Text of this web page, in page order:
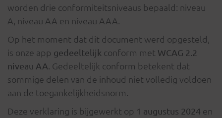
worden drie conformiteitsniveaus bepaald: niveau
A, niveau AA en niveau AAA.
Op het moment dat dit document werd opgesteld,
is onze app gedeeltelijk conform met WCAG 2.2
niveau AA. Gedeeltelijk conform betekent dat
sommige delen van de inhoud niet volledig voldoen
aan de toegankelijkheidsnorm.
Deze verklaring is bijgewerkt op 1 augustus 2024 en